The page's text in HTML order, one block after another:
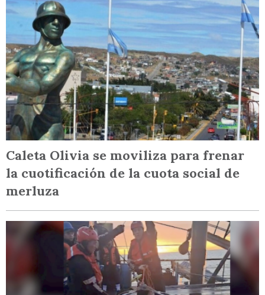
Caleta Olivia se moviliza para frenar
la cuotificación de la cuota social de
merluza